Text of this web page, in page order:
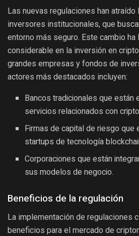
Las nuevas regulaciones han atraído
inversores institucionales, que
entorno más seguro. Este cambio ha
considerable en la inversión en
grandes empresas y fondos de
actores más destacados incluyen:
Bancos tradicionales que están
servicios relacionados con
Firmas de capital de riesgo que
startups de tecnología
Corporaciones que están
sus modelos de negocio.
Beneficios de la regulación
La implementación de regulaciones
beneficios para el mercado de